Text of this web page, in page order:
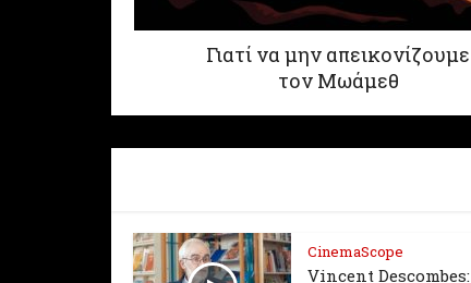
Γιατί να μην απεικονίζουμε
τον Μωάμεθ
CinemaScope
Vincent Descombes: